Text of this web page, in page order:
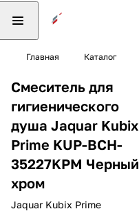
Главная Каталог
Смеситель для
гигиенического
душа Jaquar Kubix
Prime KUP-BCH-
35227KPM Черный
хром
Jaquar Kubix Prime